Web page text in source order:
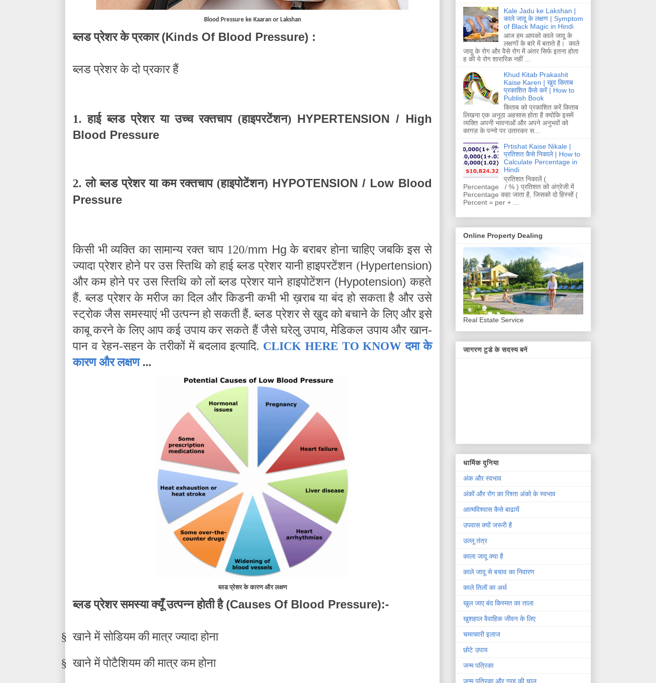
Blood Pressure ke Kaaran or Lakshan
ब्लड प्रेशर के प्रकार(Kinds Of Blood Pressure) :
ब्लड प्रेशर के दो प्रकार हैं
1. हाई ब्लड प्रेशर या उच्च रक्तचाप (हाइपरटेंशन) HYPERTENSION / High
Blood Pressure
2. लो ब्लड प्रेशर या कम रक्तचाप (हाइपोटेंशन) HYPOTENSION / Low Blood
Pressure
किसी भी व्यक्ति का सामान्य रक्त चाप 120/mm Hg के बराबर होना चाहिए जबकि इस से
ज्यादा प्रेशर होने पर उस स्तिथि को हाई ब्लड प्रेशर यानी हाइपरटेंशन (Hypertension)
और कम होने पर उस स्तिथि को लों ब्लड प्रेशर याने हाइपोटेंशन (Hypotension) कहते
हैं. ब्लड प्रेशर के मरीज का दिल और किडनी कभी भी ख़राब या बंद हो सकता है और उसे
स्ट्रोक जैस समस्याएं भी उत्पन्न हो सकती हैं. ब्लड प्रेशर से खुद को बचाने के लिए और इसे
काबू करने के लिए आप कई उपाय कर सकते हैं जैसे घरेलु उपाय, मेडिकल उपाय और खान-
पान व रेहन-सहन के तरीकों में बदलाव इत्यादि. CLICK HERE TO KNOW दमा के
कारण और लक्षण...
ब्लड प्रेशर के कारण और लक्षण
ब्लड प्रेशर समस्या क्यूँ उत्पन्न होती है (Causes Of Blood Pressure):-
§ खाने में सोडियम की मात्र ज्यादा होना
§ खाने में पोटैशियम की मात्र कम होना
Kale Jadu ke Lakshan |
काले जादू के लक्षण | Symptom
of Black Magic in Hindi
आज हम आपको काले जादू के
लक्षणों के बारे में बताते है। काले
जादू के रोग और वैसे रोग में अंतर सिर्फ इतना होता
ह की ये रोग शारारिक नहीं ...
Khud Kitab Prakashit
Kaise Karen | खुद किताब
प्रकाशित कैसे करें | How to
Publish Book
किताब को प्रकाशित करें किताब
लिखना एक अनूठा अहसास होता है क्योकि इसमें
व्यक्ति अपनी भावनाओं और अपने अनुभवों को
कागज़ के पन्नो पर उतारकर स...
Prtishat Kaise Nikale |
प्रतिशत कैसे निकाले | How to
Calculate Percentage in
Hindi
प्रतिशत निकालें (
Percentage / % ) प्रतिशत को अंग्रेजी में
Percentage कहा जाता है, जिसको दो हिस्सों (
Percent = per + ...
Online Property Dealing
Real Estate Service
जागरण टुडे के सदस्य बनें
धार्मिक दुनिया
अंक और स्वभाव
अंकों और रोग का रिश्ता अंको के स्वभाव
आत्मविश्वास कैसे बाढायें
उपवास क्यों जरूरी है
उल्लू तंत्र
काला जादू क्या है
काले जादू से बचाव का निवारण
काले तिलों का अर्थ
खुल जाए बंद किस्मत का ताला
खुशहाल वैवाहिक जीवन के लिए
चमत्कारी इलाज
छोटे उपाय
जन्म पत्रिका
जन्म पत्रिका और ग्रह की चाल